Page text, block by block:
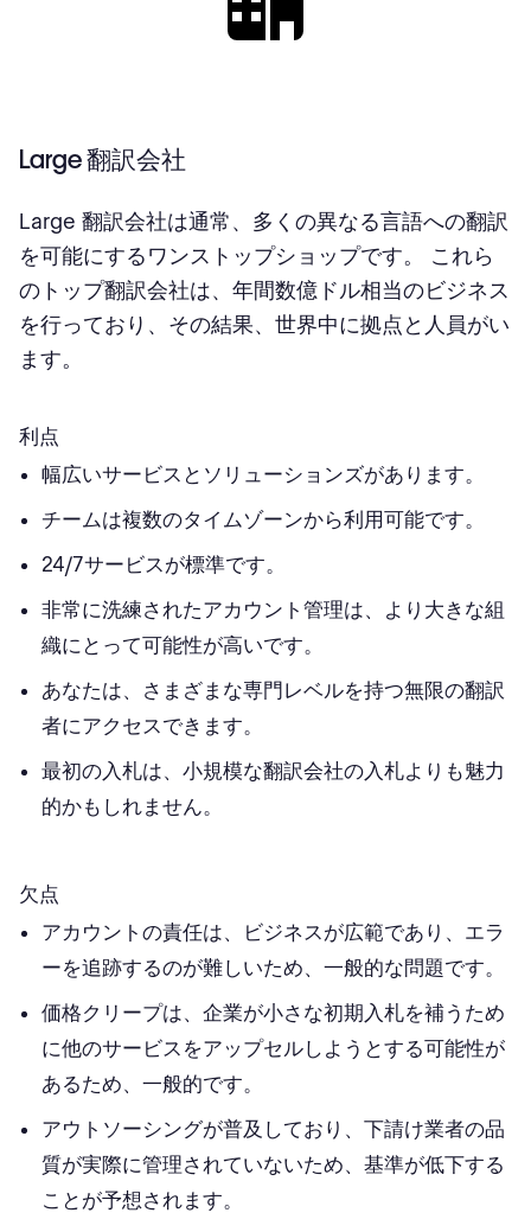
Large 翻訳会社
Large 翻訳会社は通常、多くの異なる言語への翻訳
を可能にするワンストップショップです。 これら
のトップ翻訳会社は、年間数億ドル相当のビジネス
を行っており、その結果、世界中に拠点と人員がい
ます。
利点
幅広いサービスとソリューションズがあります。
チームは複数のタイムゾーンから利用可能です。
24/7サービスが標準です。
非常に洗練されたアカウント管理は、より大きな組
織にとって可能性が高いです。
あなたは、さまざまな専門レベルを持つ無限の翻訳
者にアクセスできます。
最初の入札は、小規模な翻訳会社の入札よりも魅力
的かもしれません。 ‍
欠点
アカウントの責任は、ビジネスが広範であり、エラ
ーを追跡するのが難しいため、一般的な問題です。
価格クリープは、企業が小さな初期入札を補うため
に他のサービスをアップセルしようとする可能性が
あるため、一般的です。
アウトソーシングが普及しており、下請け業者の品
質が実際に管理されていないため、基準が低下する
ことが予想されます。